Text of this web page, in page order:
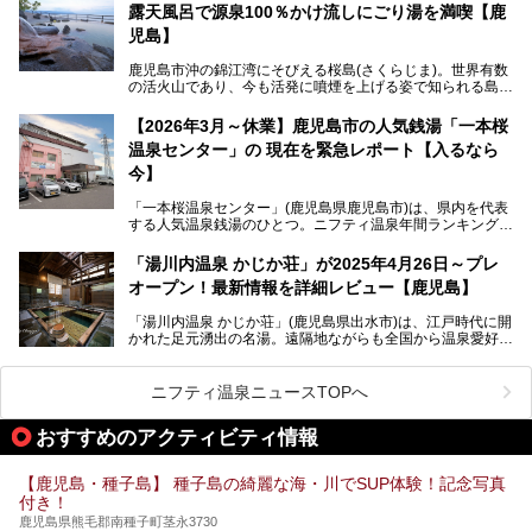
最大の魅力は、ここでしか体験できない絶妙なバランスの
「自噴混合泉」。今回は、その極上の湯を心ゆくまで堪能す
べく宿泊し、実際に感じたお湯のちからと宿の魅力を詳しく
レポートします。
また、気軽に立ち寄りたい方のための「日帰り入浴情報」も
併せて解説。温泉マニアをも唸らせる“生きたお湯”の正体に
迫ります。
露天風呂で源泉100％かけ流しにごり湯を満喫【鹿
児島】
鹿児島市沖の錦江湾にそびえる桜島(さくらじま)。世界有数
の活火山であり、今も活発に噴煙を上げる姿で知られる島で
ートホテル。最大の魅力が、錦江湾に面した絶景混浴露天風
呂でしょう。源泉100％かけ流しのにごり湯は、多くの温泉
ファンを魅了する存在です。
今回筆者自ら宿泊。桜島シーサイドホテルの“温泉”はじめ、
食事やアクセスなど詳細レビューします。
【2026年3月～休業】鹿児島市の人気銭湯「一本桜
温泉センター」の 現在を緊急レポート【入るなら
今】
「一本桜温泉センター」(鹿児島県鹿児島市)は、県内を代表
する人気温泉銭湯のひとつ。ニフティ温泉年間ランキング2
営業なので、就寝前の入浴や寝起き一番の朝湯など利便性が
抜群！ 多くの常連客やファンでいつも賑わっています。し
かし建物の老朽化に伴い、2026年2月28日24時をもって休
は約2年後を予定しています。
「湯川内温泉 かじか荘」が2025年4月26日～プレ
オープン！最新情報を詳細レビュー【鹿児島】
「湯川内温泉 かじか荘」(鹿児島県出水市)は、江戸時代に開
かれた足元湧出の名湯。遠隔地ながらも全国から温泉愛好家
いえる存在です。2023年にいったん閉館しましたが、その
後経営が変わり、復旧作業を実施。2025年4月26日に日帰
り入浴施設としてプレオープンしました。
乗り込みましたが、今回もオープン前日から初日にかけて現
の相違点や注意事項などを詳細レビューします。
ニフティ温泉ニュースTOPへ
おすすめのアクティビティ情報
【鹿児島・種子島】 種子島の綺麗な海・川でSUP体験！記念写真
付き！
鹿児島県熊毛郡南種子町茎永3730